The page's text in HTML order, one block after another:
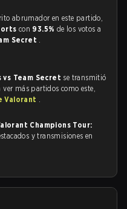
abrumador en este partido,
con 93.5% de los votos a
Secret .
vs Team Secret se transmitió
más partidos como este,
Valorant .
Champions Tour:
y transmisiones en